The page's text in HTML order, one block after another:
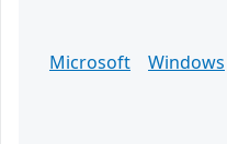
Microsoft
Windows